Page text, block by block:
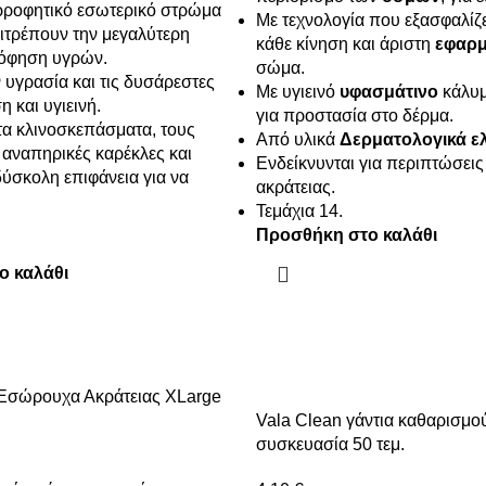
εσωτερικό στρώμα
την μεγαλύτερη
υγρών.
και τις δυσάρεστες
και υγιεινή.
κλινοσκεπάσματα, τους
καρέκλες και
επιφάνεια για να
καλάθι
Με τεχνολογία που
κάθε κίνηση και άριστη
σώμα.
Με υγιεινό υφασμάτινο
για προστασία στο δέρμα.
Από υλικά Δερματολογικά
Ενδείκνυνται για
ακράτειας.
Τεμάχια 14.
Προσθήκη στο καλάθι
Ακράτειας XLarge
Vala Clean γάντια
συσκευασία 50 τεμ.